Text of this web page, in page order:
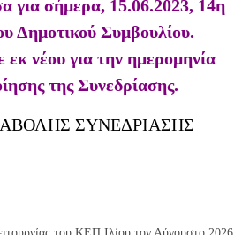
για σήμερα, 15.06.2023, 14η
Δημοτικού Συμβουλίου.
νέου για την ημερομηνία
της Συνεδρίασης.
ΣΥΝΕΔΡΙΑΣΗΣ